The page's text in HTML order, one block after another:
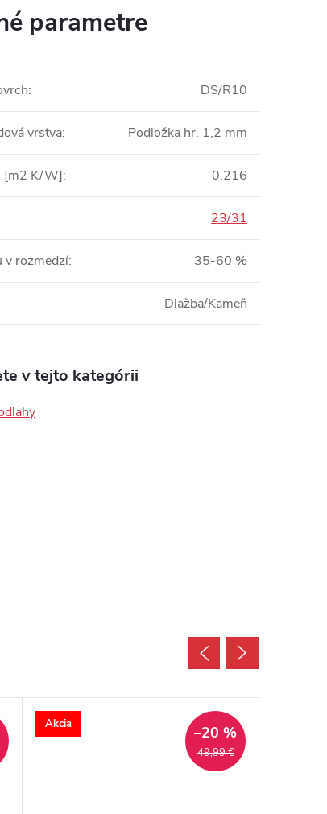
parametre
: DS/R10
vrstva: Podložka hr. 1,2 mm
[m2 K/W]: 0,216
23/31
v rozmedzí: 35-60 %
Dlažba/Kameň
v tejto kategórii
Akcia
49,99 €
–20 %